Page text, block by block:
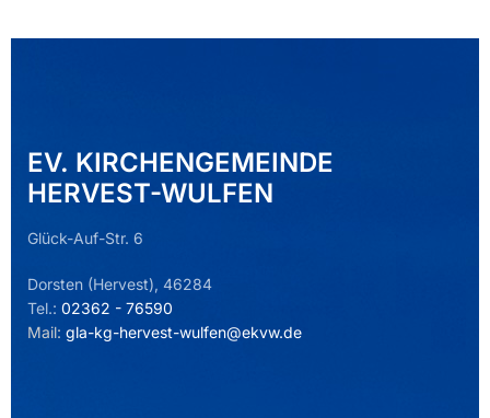
EV. KIRCHENGEMEINDE
HERVEST-WULFEN
Glück-Auf-Str. 6
Dorsten (Hervest), 46284
Tel.: 02362 - 76590
Mail: gla-kg-hervest-wulfen@ekvw.de